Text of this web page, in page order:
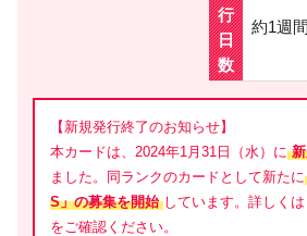
行
日
数
約1週
【新規発行終了のお知らせ】
本カードは、2024年1月31日（水）に
ました。同ランクのカードとして新たに
S」の募集を開始 しています。詳しく
をご確認ください。